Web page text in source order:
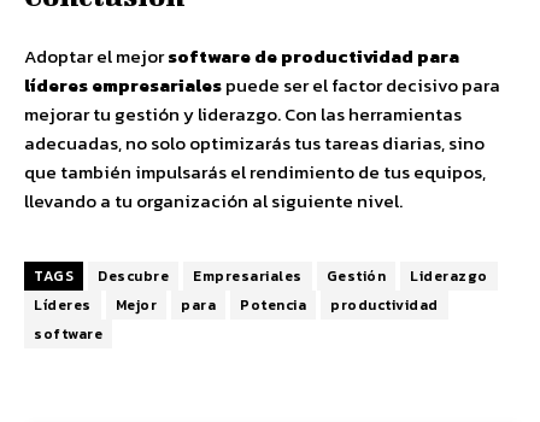
Adoptar el mejorsoftware de productividad para
líderes empresarialespuede ser el factor decisivo para
mejorar tu gestión y liderazgo. Con las herramientas
adecuadas, no solo optimizarás tus tareas diarias, sino
que también impulsarás el rendimiento de tus equipos,
llevando a tu organización al siguiente nivel.
TAGS Descubre Empresariales Gestión
Liderazgo
Líderes
Mejor para Potencia
productividad
software